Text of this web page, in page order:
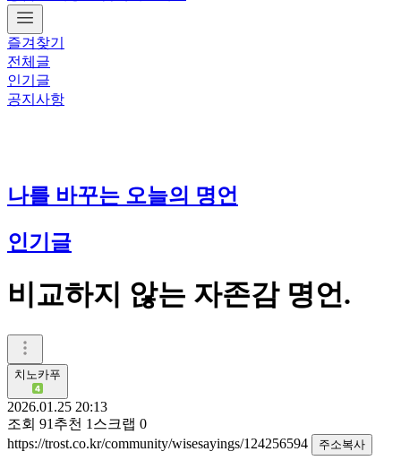
즐겨찾기
전체글
인기글
공지사항
나를 바꾸는 오늘의 명언
인기글
비교하지 않는 자존감 명언.
치노카푸
2026.01.25 20:13
조회 91 추천 1 스크랩 0
https://trost.co.kr/community/wisesayings/124256594
주소복사